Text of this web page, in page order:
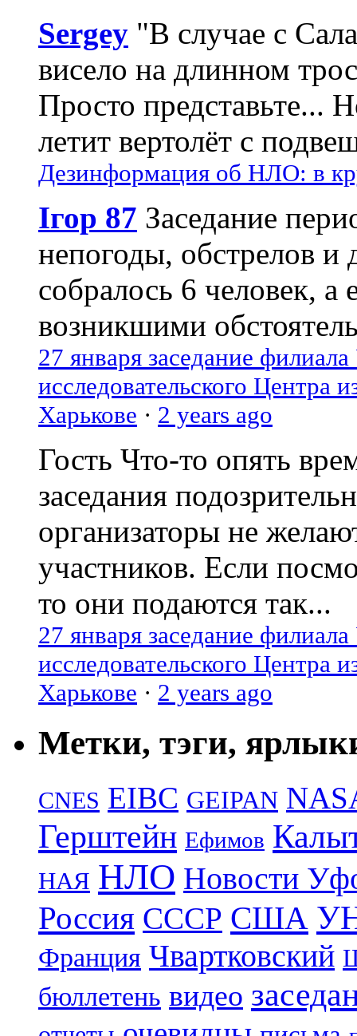
Sergey "В случае с
висело на длинном
Просто представьте...
летит вертолёт с
Дезинформация об НЛО: в
Ігор 87 Заседание
непогоды, обстрелов и
собралось 6 человек, а
возникшими
27 января заседание
исследовательского Центра
Харькове · 2 years ago
Гость Что-то опять
заседания
организаторы не
участников. Если
то они подаются так...
27 января заседание
исследовательского Центра
Харькове · 2 years ago
Метки, тэги,
CNES EIBC GEIPAN
Герштейн Ефимов
НАЯ НЛО Новости
Россия СССР США
Франция Чвартковский
бюллетень видео